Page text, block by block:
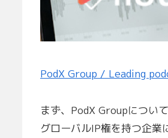
PodX Group / Leading
まず、PodX Groupについ
グローバルIP権を持つ企